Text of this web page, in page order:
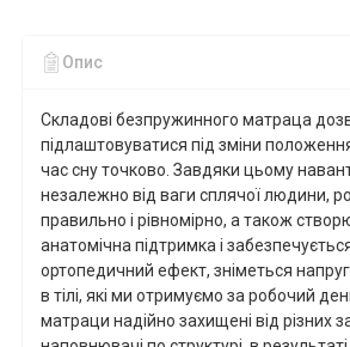
Опис
Складові безпружинного матраца
підлаштовуватися під зміни
час сну точково. Завдяки цьому
незалежно від ваги сплячої людини,
правильно і рівномірно, а також
анатомічна підтримка і
ортопедичний ефект, зніметься
в тілі, які ми отримуємо за робочий
матраци надійно захищені від різних